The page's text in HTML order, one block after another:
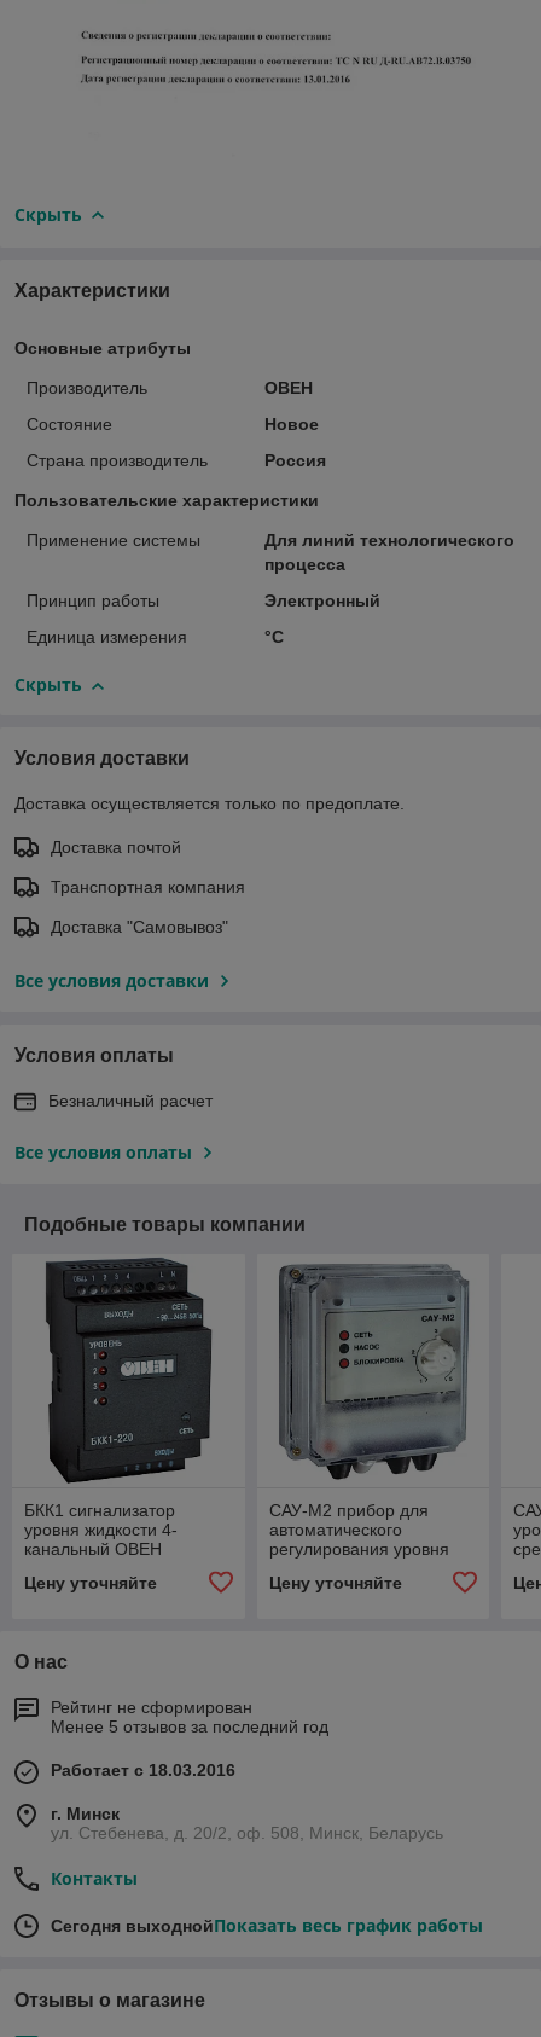
Скрыть
Характеристики
Основные атрибуты
Производитель
ОВЕН
Состояние
Новое
Страна производитель
Россия
Пользовательские характеристики
Применение системы
Для линий технологического
процесса
Принцип работы
Электронный
Единица измерения
°С
Скрыть
Условия доставки
Доставка осуществляется только по предоплате.
Доставка почтой
Транспортная компания
Доставка "Самовывоз"
Все условия доставки
Условия оплаты
Безналичный расчет
Все условия оплаты
Подобные товары компании
БКК1 сигнализатор
уровня жидкости 4-
канальный ОВЕН
Цену уточняйте
САУ-М2 прибор для
автоматического
регулирования уровня
Цену уточняйте
О нас
Рейтинг не сформирован
Менее 5 отзывов за последний год
Работает с 18.03.2016
г. Минск
ул. Стебенева, д. 20/2, оф. 508, Минск, Беларусь
Контакты
Сегодня выходнойПоказать весь график работы
Отзывы о магазине